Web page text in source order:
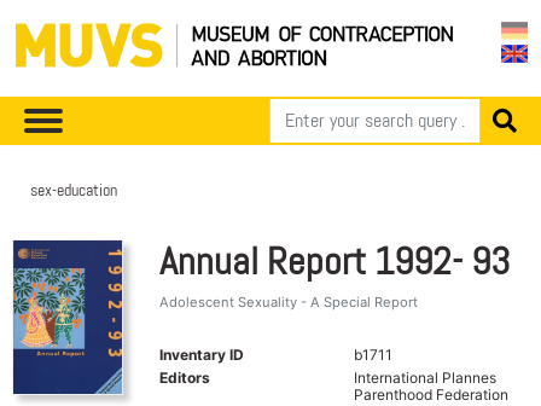
sex-education
Annual Report 1992- 93
Adolescent Sexuality - A Special Report
Inventary ID
b1711
Editors
International Plannes
Parenthood Federation